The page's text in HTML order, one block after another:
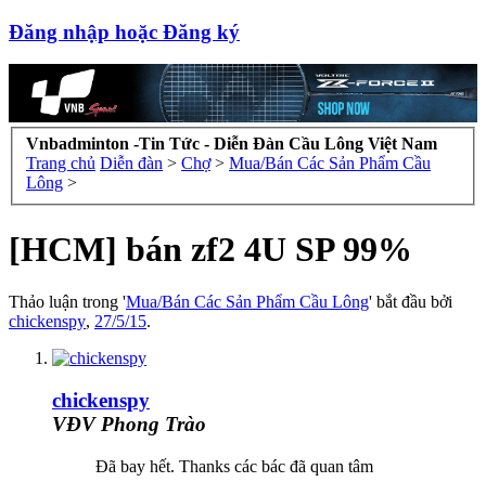
Đăng nhập hoặc Đăng ký
Vnbadminton -Tin Tức - Diễn Đàn Cầu Lông Việt Nam
Trang chủ Diễn đàn > Chợ > Mua/Bán Các Sản Phẩm Cầu
Lông >
[HCM] bán zf2 4U SP 99%
Thảo luận trong 'Mua/Bán Các Sản Phẩm Cầu Lông' bắt đầu bởi
chickenspy, 27/5/15.
chickenspy
VĐV Phong Trào
Đã bay hết. Thanks các bác đã quan tâm